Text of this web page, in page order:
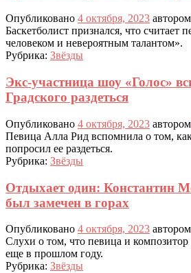
Опубликовано 4 октября, 2023 автором
Баскетболист признался, что считает
человеком и невероятным талантом».
Рубрика: Звёзды
Экс-участница шоу «Голос»
Градского раздеться
Опубликовано 4 октября, 2023 автором
Певица Алла Рид вспомнила о том,
попросил ее раздеться.
Рубрика: Звёзды
Отдыхает один: Константин
был замечен в горах
Опубликовано 4 октября, 2023 автором
Слухи о том, что певица и композитор
еще в прошлом году.
Рубрика: Звёзды